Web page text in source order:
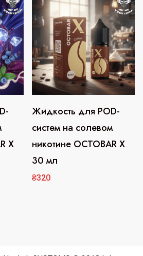
можно
выбрать
на
странице
товара.
X
Жидкость для POD-
систем на солевом
никотине OCTOBAR X
30 мл
₴320
Этот
товар
имеет
несколько
вариаций.